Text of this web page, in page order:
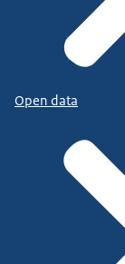
Open data